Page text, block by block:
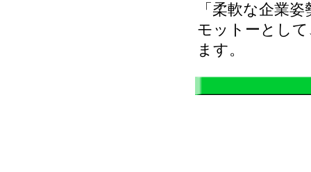
「柔軟な企業
モットーとし
ます。